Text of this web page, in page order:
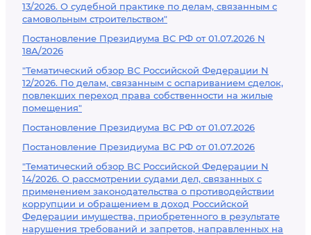
13/2026. О судебной практике по делам, связанным с
самовольным строительством"
Постановление Президиума ВС РФ от 01.07.2026 N
18А/2026
"Тематический обзор ВС Российской Федерации N
12/2026. По делам, связанным с оспариванием сделок,
повлекших переход права собственности на жилые
помещения"
Постановление Президиума ВС РФ от 01.07.2026
Постановление Президиума ВС РФ от 01.07.2026
"Тематический обзор ВС Российской Федерации N
14/2026. О рассмотрении судами дел, связанных с
применением законодательства о противодействии
коррупции и обращением в доход Российской
Федерации имущества, приобретенного в результате
нарушения требований и запретов, направленных на